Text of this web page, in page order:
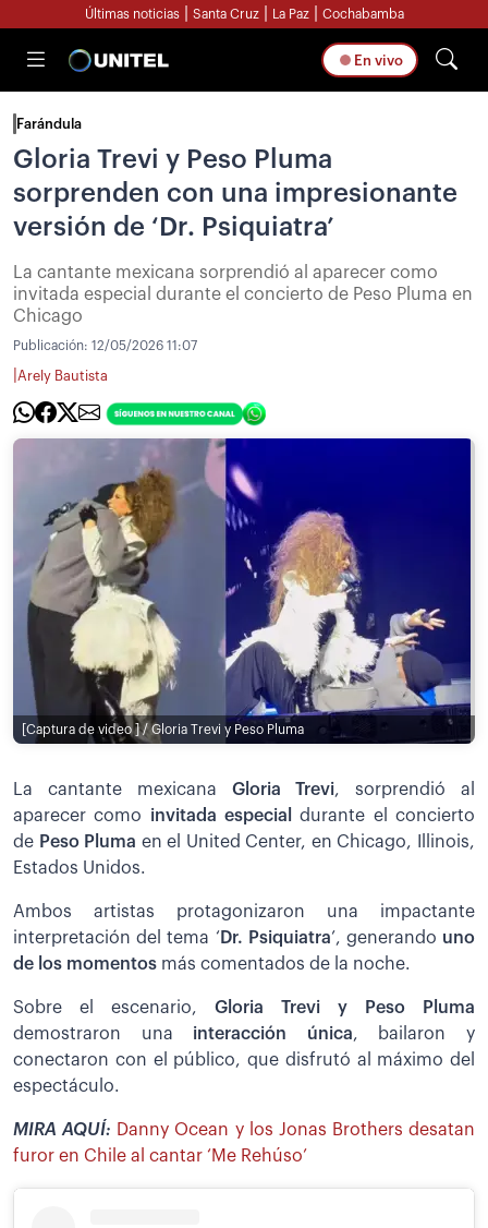
Últimas noticias Santa Cruz La Paz Cochabamba
En vivo
Farándula
Gloria Trevi y Peso Pluma
sorprenden con una impresionante
versión de ‘Dr. Psiquiatra’
La cantante mexicana sorprendió al aparecer como
invitada especial durante el concierto de Peso Pluma en
Chicago
Publicación: 12/05/2026 11:07
Arely Bautista
[Captura de video ] / Gloria Trevi y Peso Pluma
La cantante mexicana Gloria Trevi, sorprendió al
aparecer como invitada especialdurante el concierto
de Peso Pluma en el United Center, en Chicago, Illinois,
Estados Unidos.
Ambos artistas protagonizaron una impactante
interpretación del tema ‘Dr. Psiquiatra’, generando uno
de los momentos más comentados de la noche.
Sobre el escenario, Gloria Trevi y Peso Pluma
demostraron una interacción única, bailaron y
conectaron con el público, que disfrutó al máximo del
espectáculo.
MIRA AQUÍ: Danny Ocean y los Jonas Brothers desatan
furor en Chile al cantar ‘Me Rehúso’